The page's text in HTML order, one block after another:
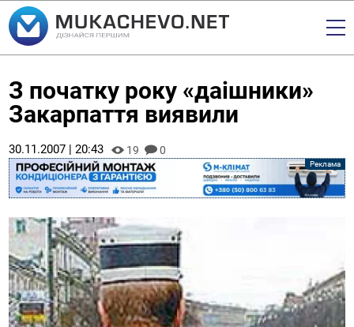
З початку року «даішники»
Закарпаття виявили
30.11.2007 | 20:43 19 0